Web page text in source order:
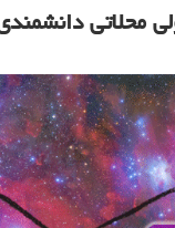
محلاتی